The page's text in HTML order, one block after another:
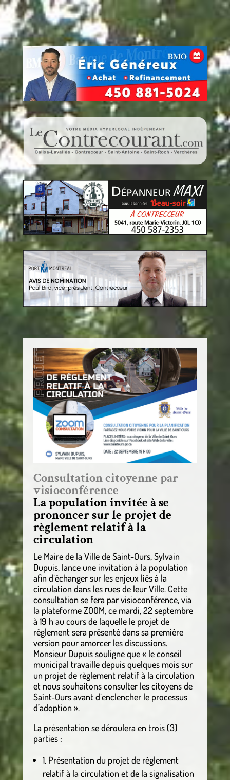
Consultation citoyenne par
visioconférence
La population invitée à se
prononcer sur le projet de
règlement relatif à la
circulation
Le Maire de la Ville de Saint-Ours, Sylvain
Dupuis, lance une invitation à la population
afin d’échanger sur les enjeux liés à la
circulation dans les rues de leur Ville. Cette
consultation se fera par visioconférence, via
la plateforme ZOOM, ce mardi, 22 septembre
à 19 h au cours de laquelle le projet de
règlement sera présenté dans sa première
version pour amorcer les discussions.
Monsieur Dupuis souligne que « le conseil
municipal travaille depuis quelques mois sur
un projet de règlement relatif à la circulation
et nous souhaitons consulter les citoyens de
Saint-Ours avant d’enclencher le processus
d’adoption ».
La présentation se déroulera en trois (3)
parties :
1. Présentation du projet de règlement
relatif à la circulation et de la signalisation